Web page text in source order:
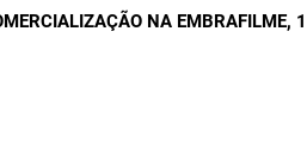
NA EMBRAFILME,